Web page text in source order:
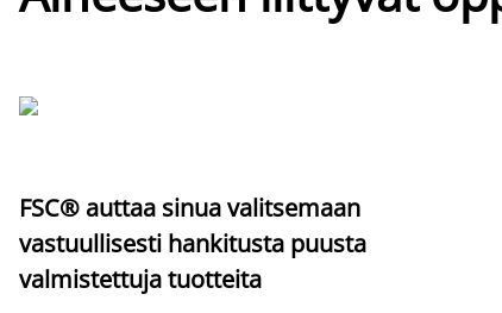
FSC® auttaa sinua valitsemaan
vastuullisesti hankitusta puusta
valmistettuja tuotteita